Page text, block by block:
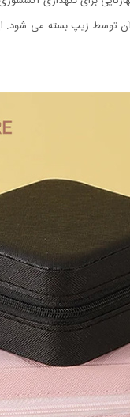
و قسمت بیرونی آن توسط